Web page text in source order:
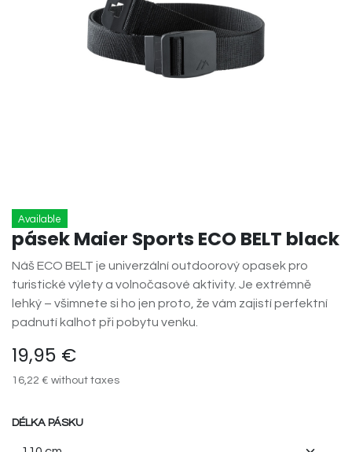
Available
pásek Maier Sports ECO BELT black
Náš ECO BELT je univerzální outdoorový opasek pro
turistické výlety a volnočasové aktivity. Je extrémně
lehký – všimnete si ho jen proto, že vám zajistí perfektní
padnutí kalhot při pobytu venku.
19,95 €
16,22 € without taxes
DÉLKA PÁSKU